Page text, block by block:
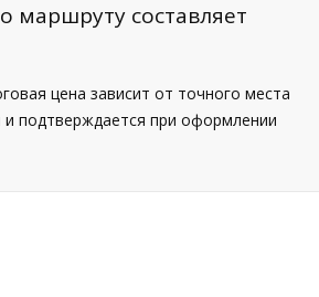
маршруту составляет
цена зависит от точного места
и подтверждается при оформлении